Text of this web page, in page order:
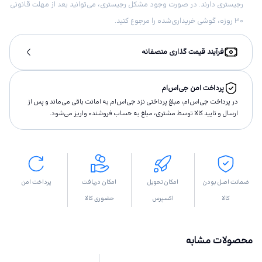
رجیستری دارند. در صورت وجود مشکل رجیستری، می‌توانید بعد از مهلت قانونی
۳۰ روزه، گوشی خریداری‌شده را مرجوع کنید.
فرآیند قیمت گذاری منصفانه
پرداخت امن جی‌اس‌ام
در پرداخت جی‌اس‌ام، مبلغ پرداختى نزد جی‌اس‌ام به امانت باقى مى‌ماند و پس از
ارسال و تاييد كالا توسط مشتری، مبلغ به حساب فروشنده واريز مى‌شود.
ضمانت اصل بودن
کالا
امکان تحویل
اکسپرس
امکان دریافت
حضوری کالا
پرداخت امن
محصولات مشابه